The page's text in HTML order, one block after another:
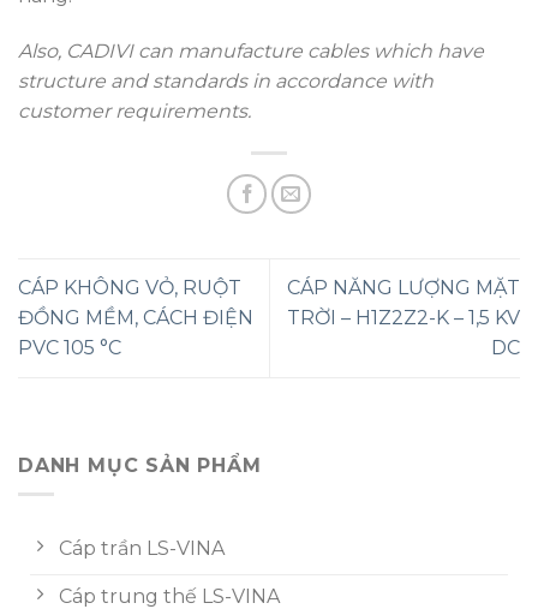
DANH MỤC SẢN PHẨM
Cáp trần LS-VINA
Cáp trung thế LS-VINA
Also, CADIVI can manufacture cables which have
structure and standards in accordance with
customer requirements.
CÁP KHÔNG VỎ, RUỘT
ĐỒNG MỀM, CÁCH ĐIỆN
PVC 105 °C
CÁP NĂNG LƯỢNG MẶT
TRỜI – H1Z2Z2-K – 1,5 KV
DC